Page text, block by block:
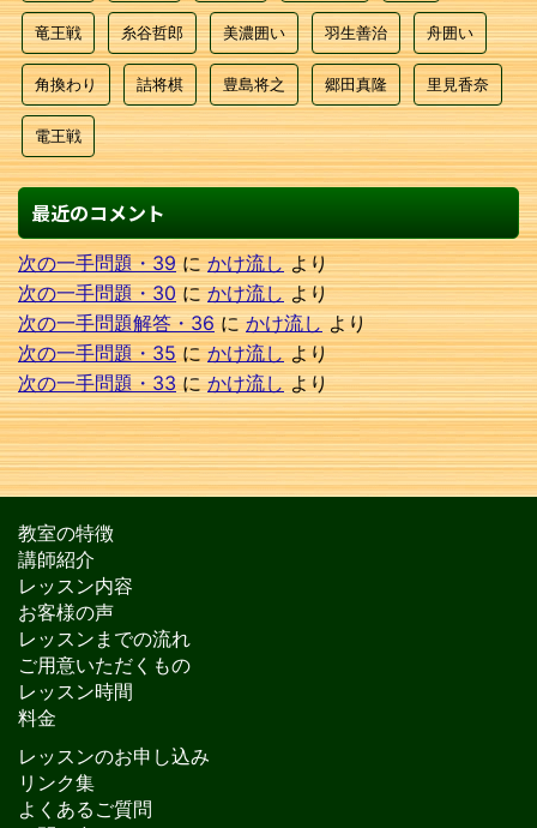
竜王戦 糸谷哲郎 美濃囲い 羽生善治 舟囲い
角換わり 詰将棋 豊島将之 郷田真隆 里見香奈
電王戦
最近のコメント
次の一手問題・39にかけ流しより
次の一手問題・30にかけ流しより
次の一手問題解答・36にかけ流しより
次の一手問題・35にかけ流しより
次の一手問題・33にかけ流しより
教室の特徴
講師紹介
レッスン内容
お客様の声
レッスンまでの流れ
ご用意いただくもの
レッスン時間
料金
レッスンのお申し込み
リンク集
よくあるご質問